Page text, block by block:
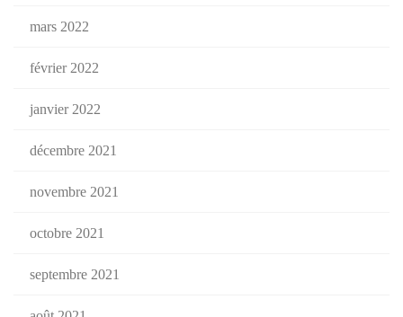
mars 2022
février 2022
janvier 2022
décembre 2021
novembre 2021
octobre 2021
septembre 2021